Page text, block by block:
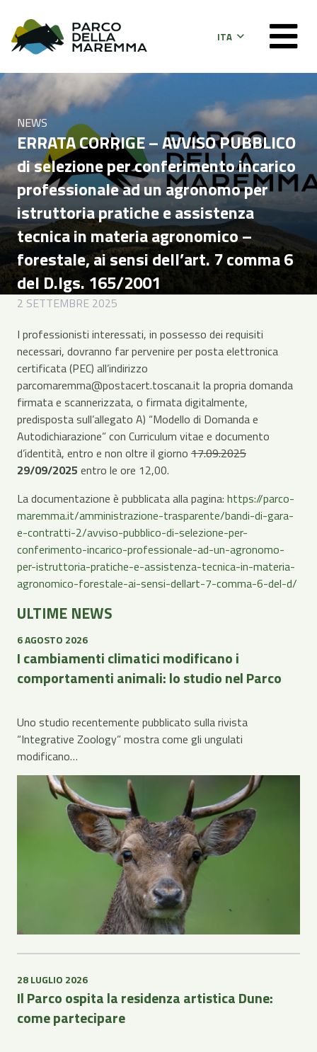
ITA
NEWS
ERRATA CORRIGE – AVVISO PUBBLICO
di selezione per conferimento incarico
professionale ad un agronomo per
istruttoria pratiche e assistenza
tecnica in materia agronomico –
forestale, ai sensi dell’art. 7 comma 6
del D.lgs. 165/2001
2 SETTEMBRE 2025
I professionisti interessati, in possesso dei requisiti
necessari, dovranno far pervenire per posta elettronica
certificata (PEC) all’indirizzo
parcomaremma@postacert.toscana.it la propria domanda
firmata e scannerizzata, o firmata digitalmente,
predisposta sull’allegato A) “Modello di Domanda e
Autodichiarazione” con Curriculum vitae e documento
d’identità, entro e non oltre il giorno 17.09.2025
29/09/2025 entro le ore 12,00.
La documentazione è pubblicata alla pagina: https://parco-
maremma.it/amministrazione-trasparente/bandi-di-gara-
e-contratti-2/avviso-pubblico-di-selezione-per-
conferimento-incarico-professionale-ad-un-agronomo-
per-istruttoria-pratiche-e-assistenza-tecnica-in-materia-
agronomico-forestale-ai-sensi-dellart-7-comma-6-del-d/
ULTIME NEWS
6 AGOSTO 2026
I cambiamenti climatici modificano i
comportamenti animali: lo studio nel Parco
Uno studio recentemente pubblicato sulla rivista
“Integrative Zoology” mostra come gli ungulati
modificano…
28 LUGLIO 2026
Il Parco ospita la residenza artistica Dune:
come partecipare